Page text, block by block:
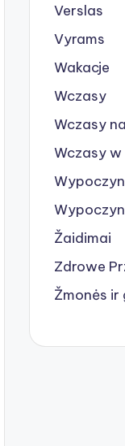
Verslas
Vyrams
Wakacje
Wczasy
Wczasy
Wczasy w
Žaidimai
Zdrowe
Žmonės ir